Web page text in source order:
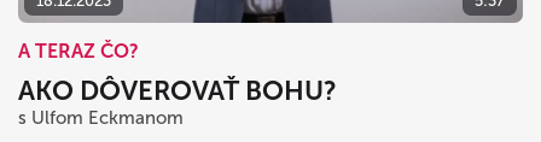
A TERAZ ČO?
AKO DÔVEROVAŤ BOHU?
s Ulfom Eckmanom